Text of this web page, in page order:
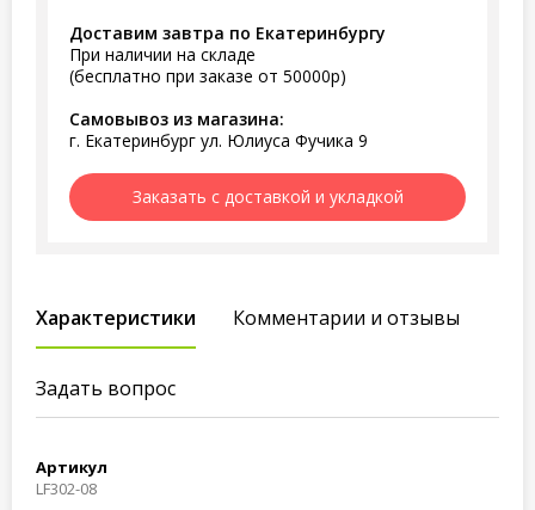
Доставим завтра по Екатеринбургу
При наличии на складе
(бесплатно при заказе от 50000р)
Самовывоз из магазина:
г. Екатеринбург ул. Юлиуса Фучика 9
Заказать с доставкой и укладкой
Характеристики Комментарии и отзывы
Задать вопрос
Артикул
LF302-08